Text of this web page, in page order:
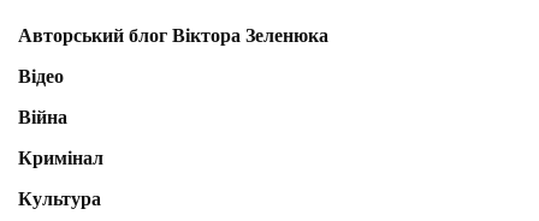
Авторський блог Віктора Зеленюка
Відео
Війна
Кримінал
Культура